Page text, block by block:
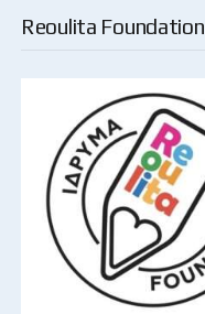
Reoulita Foundation